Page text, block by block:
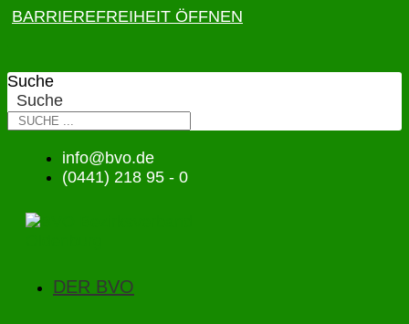
BARRIEREFREIHEIT ÖFFNEN
Suche
Suche
info@bvo.de
(0441) 218 95 - 0
DER BVO